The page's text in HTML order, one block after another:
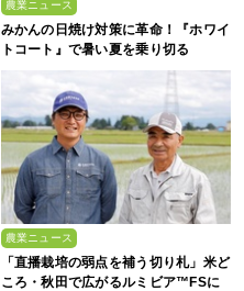
農業ニュース
みかんの日焼け対策に革命！『ホワイ
トコート』で暑い夏を乗り切る
農業ニュース
「直播栽培の弱点を補う切り札」米ど
ころ・秋田で広がるルミビア™FSに